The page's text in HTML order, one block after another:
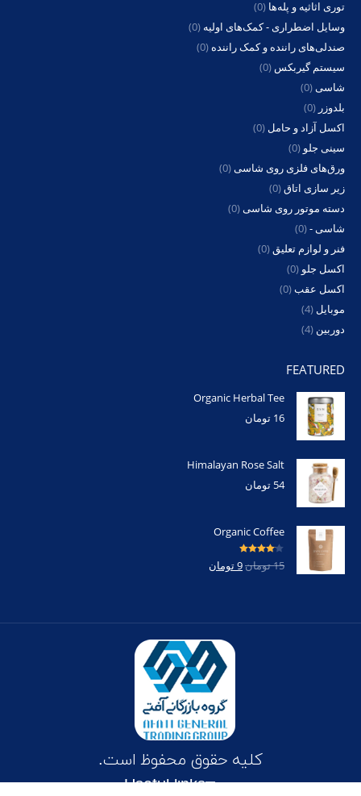
توری اثاثیه و پله‌ها (0)
وسایل اضطراری - کمک‌های اولیه (0)
صندلی‌های راننده و کمک راننده (0)
سیستم گیربکس (0)
شاسی(0)
بلدوزر (0)
اکسل آزاد و حامل (0)
سینی جلو (0)
ورق‌های فلزی روی شاسی(0)
زیر سازی اتاق(0)
دسته موتور روی شاسی(0)
شاسی -(0)
فنر و لوازم تعلیق(0)
اکسل جلو (0)
اکسل عقب(0)
موبایل (4)
دوربین (4)
FEATURED
Organic Herbal Tee
16 تومان
Himalayan Rose Salt
54 تومان
Organic Coffee
امتیاز4.00
از 5 15تومان9تومان
کلیه حقوق محفوظ است.
Useful links